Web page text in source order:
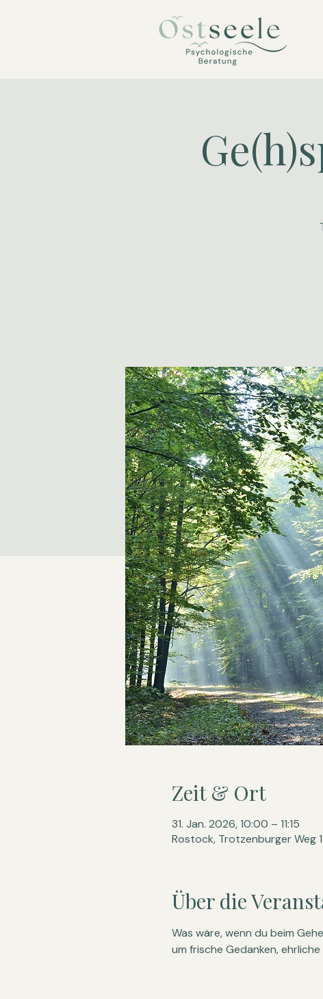
Zeit & Ort
31. Jan. 2026, 10:00 – 11:15
Rostock, Trotzenburger Weg
Über die
Was wäre, wenn du beim
um frische Gedanken,